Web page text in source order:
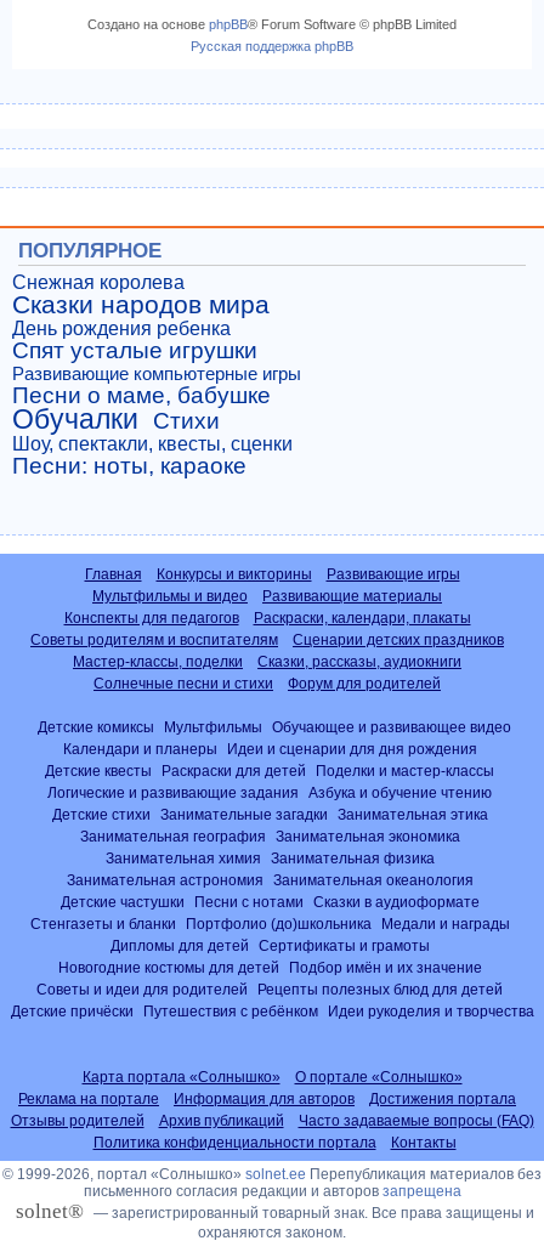
Создано на основе phpBB® Forum Software © phpBB Limited
Русская поддержка phpBB
ПОПУЛЯРНОЕ
Снежная королева
Сказки народов мира
День рождения ребенка
Спят усталые игрушки
Развивающие компьютерные игры
Песни о маме, бабушке
Обучалки Стихи
Шоу, спектакли, квесты, сценки
Песни: ноты, караоке
Главная Конкурсы и викторины
Развивающие игры
Мультфильмы и видео
Развивающие материалы
Конспекты для педагогов
Раскраски, календари, плакаты
Советы родителям и воспитателям
Сценарии детских праздников
Мастер-классы, поделки
Сказки, рассказы, аудиокниги
Солнечные песни и стихи
Форум для родителей
Детские комиксы Мультфильмы
Обучающее и развивающее видео
Календари и планеры
Идеи и сценарии для дня рождения
Детские квесты
Раскраски для детей
Поделки и мастер-классы
Логические и развивающие задания
Азбука и обучение чтению
Детские стихи
Занимательные загадки
Занимательная этика
Занимательная география
Занимательная экономика
Занимательная химия
Занимательная физика
Занимательная астрономия
Занимательная океанология
Детские частушки
Песни с нотами
Сказки в аудиоформате
Стенгазеты и бланки
Портфолио (до)школьника
Медали и награды
Дипломы для детей
Сертификаты и грамоты
Новогодние костюмы для детей
Подбор имён и их значение
Советы и идеи для родителей
Рецепты полезных блюд для детей
Детские причёски
Путешествия с ребёнком Идеи рукоделия и творчества
Карта портала «Солнышко»
О портале «Солнышко»
Реклама на портале
Информация для авторов
Достижения портала
Отзывы родителей
Архив публикаций
Часто задаваемые вопросы (FAQ)
Политика конфиденциальности портала
Контакты
© 1999-2026, портал «Солнышко» solnet.ee Перепубликация материалов без
письменного согласия редакции и авторов запрещена
solnet® — зарегистрированный товарный знак. Все права защищены и
охраняются законом.